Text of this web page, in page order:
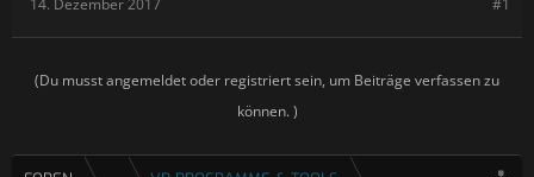
(Du musst angemeldet oder registriert sein, um Beiträge verfassen zu
können. )